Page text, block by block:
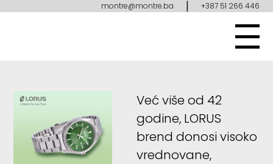
montre@montre.ba | +387 51 266 446
Već više od 42
godine, LORUS
brend donosi visoko
vrednovane,